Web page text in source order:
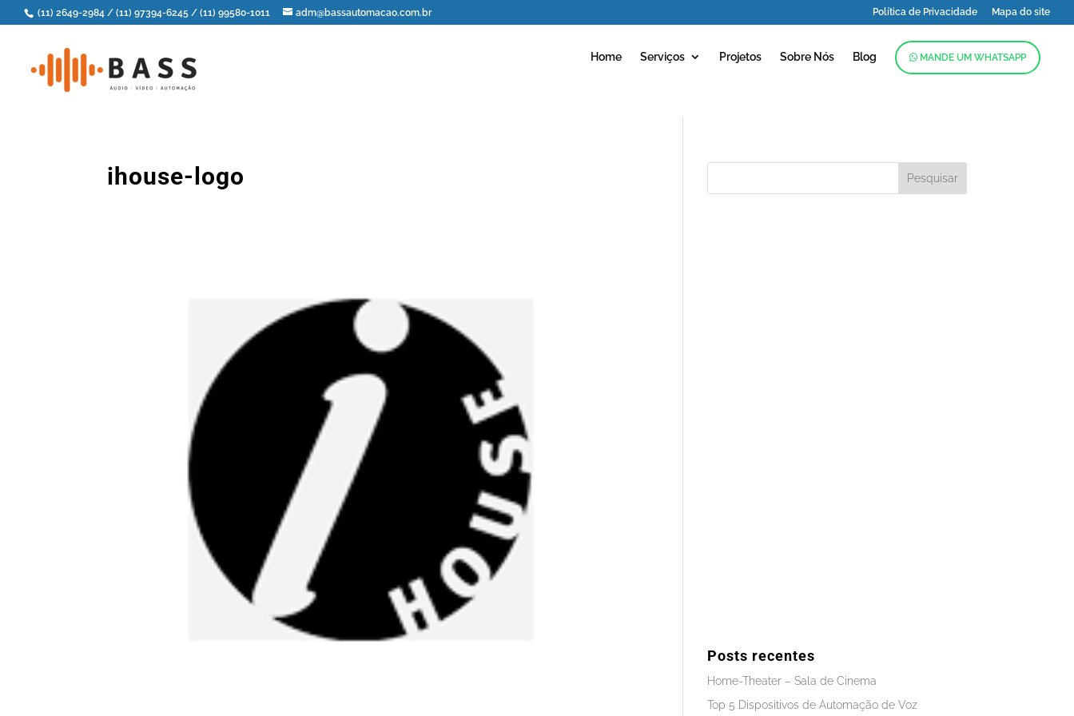
(11) 2649-2984 / (11) 97394-6245 / (11) 99580-1011 adm@bassautomacao.com.br Política de Privacidade Mapa do site
Home Serviços Projetos Sobre Nós Blog MANDE UM WHATSAPP
ihouse-logo
Posts recentes
Home-Theater – Sala de Cinema
Top 5 Dispositivos de Automação de Voz